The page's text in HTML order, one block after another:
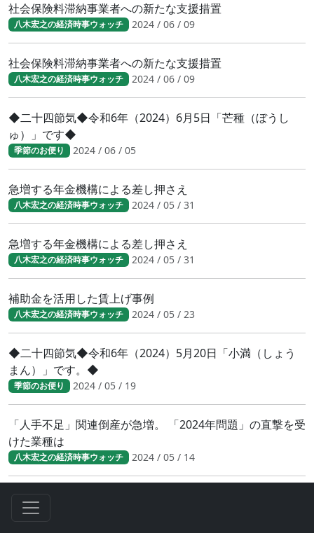
社会保険料滞納事業者への新たな支援措置
八木宏之の経済時事ウォッチ 2024 / 06 / 09
社会保険料滞納事業者への新たな支援措置
八木宏之の経済時事ウォッチ 2024 / 06 / 09
◆二十四節気◆令和6年（2024）6月5日「芒種（ぼうし
ゅ）」です◆
季節のお便り 2024 / 06 / 05
急増する年金機構による差し押さえ
八木宏之の経済時事ウォッチ 2024 / 05 / 31
急増する年金機構による差し押さえ
八木宏之の経済時事ウォッチ 2024 / 05 / 31
補助金を活用した賃上げ事例
八木宏之の経済時事ウォッチ 2024 / 05 / 23
◆二十四節気◆令和6年（2024）5月20日「小満（しょう
まん）」です。◆
季節のお便り 2024 / 05 / 19
「人手不足」関連倒産が急増。 「2024年問題」の直撃を受
けた業種は
八木宏之の経済時事ウォッチ 2024 / 05 / 14
か）」です。◆